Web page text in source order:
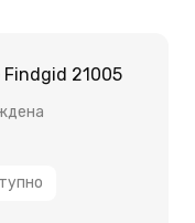
21005